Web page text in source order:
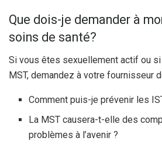
Que dois-je demander à
soins de santé?
Si vous êtes sexuellement actif ou
MST, demandez à votre fournisseur
Comment puis-je prévenir les
La MST causera-t-elle des
problèmes à l’avenir ?